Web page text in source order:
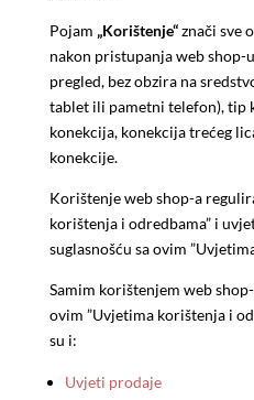
Pojam „Korištenje“znači sve
nakon pristupanja web
pregled, bez obzira na
tablet ili pametni telefon), tip
konekcija, konekcija trećeg
konekcije.
Korištenje web shop-a
korištenja i odredbama” i
suglasnošću sa ovim
Samim korištenjem web
ovim ”Uvjetima korištenja i
su i:
Uvjeti prodaje